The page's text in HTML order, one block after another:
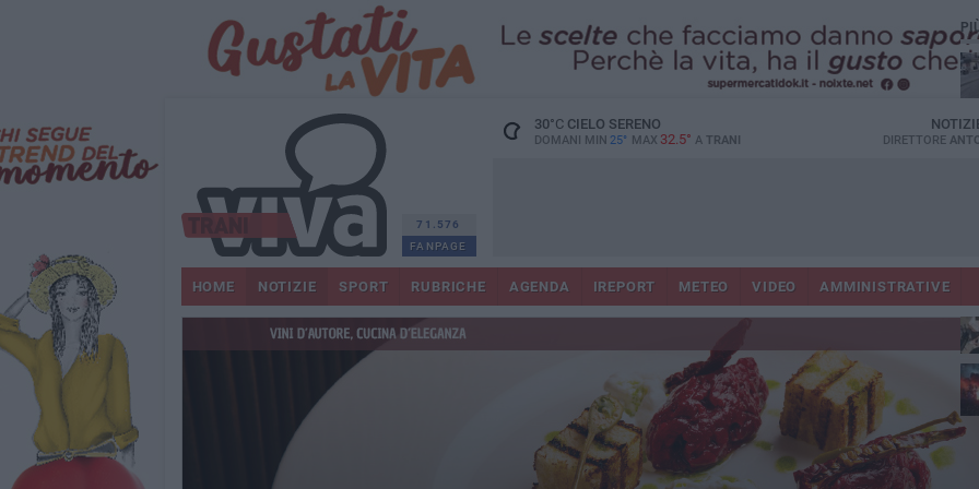
71.576
FANPAGE
30°CCIELO SERENO
DOMANI MIN 25° MAX 32.5° A TRANI DIRETTORE
HOME NOTIZIE SPORT RUBRICHE AGENDA IREPORT METEO VIDEO AMMINISTRATIVE